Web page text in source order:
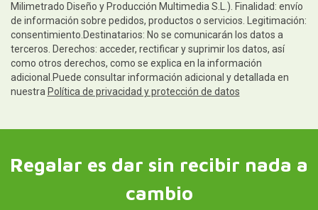
Milimetrado Diseño y Producción Multimedia S.L.). Finalidad: envío
de información sobre pedidos, productos o servicios. Legitimación:
consentimiento.Destinatarios: No se comunicarán los datos a
terceros. Derechos: acceder, rectificar y suprimir los datos, así
como otros derechos, como se explica en la información
adicional.Puede consultar información adicional y detallada en
nuestra Política de privacidad y protección de datos
Regalar es dar sin recibir nada a
cambio